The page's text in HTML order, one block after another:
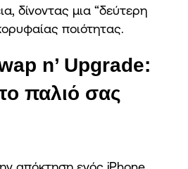
δίνοντας μια “δεύτερη
ποιότητας.
n’ Upgrade:
παλιό σας